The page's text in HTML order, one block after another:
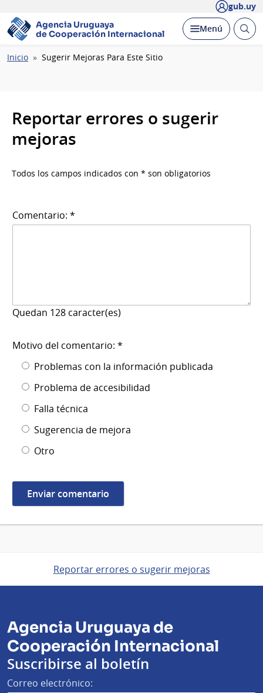
gub.uy
Agencia Uruguaya
de Cooperación Internacional
Desplegar
Menú Abrir
Ruta
Inicio Sugerir Mejoras Para Este Sitio
Reportar errores o sugerir
mejoras
Todos los campos indicados con * son obligatorios
Comentario: *
Quedan 128 caracter(es)
Motivo del comentario: *
Problemas con la información publicada
Problema de accesibilidad
Falla técnica
Sugerencia de mejora
Otro
Reportar errores o sugerir mejoras
Agencia Uruguaya de
Cooperación Internacional
Suscribirse al boletín
Correo electrónico: